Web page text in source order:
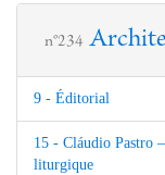
n°234
9 - Éditorial
15 - Cláudio Pastro
liturgique